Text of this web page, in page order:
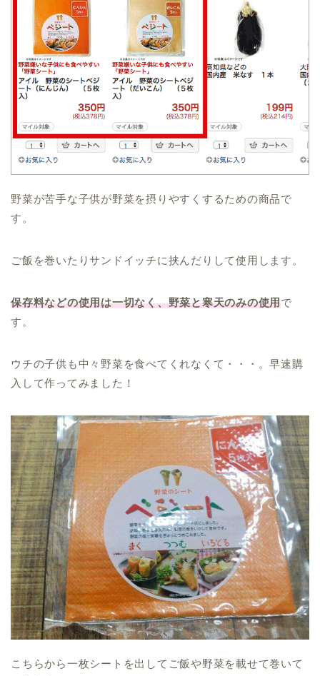
野菜が苦手な子供が野菜を摂りやすくするための商品で
す。
ご飯を巻いたりサンドイッチに挟んだりして使用します。
保存料などの使用は一切なく、野菜と寒天のみの使用で
す。
ウチの子供も中々野菜を食べてくれなくて・・・。早速購
入して作ってみました！
こちらから一枚シートを出してご飯や野菜を載せて巻いて